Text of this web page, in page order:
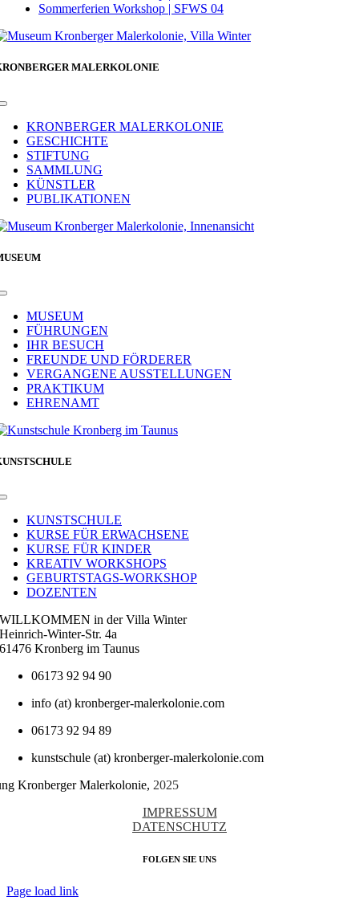
Sommerferien Workshop | SFWS 04
MALERKOLONIE
Toggle
NavigationKRONBERGER MALERKOLONIE
GESCHICHTE
STIFTUNG
SAMMLUNG
KÜNSTLER
PUBLIKATIONEN
Toggle
NavigationMUSEUM
FÜHRUNGEN
IHR BESUCH
FREUNDE UND FÖRDERER
VERGANGENE AUSSTELLUNGEN
PRAKTIKUM
EHRENAMT
Toggle
NavigationKUNSTSCHULE
KURSE FÜR ERWACHSENE
KURSE FÜR KINDER
KREATIV WORKSHOPS
GEBURTSTAGS-WORKSHOP
DOZENTEN
WILLKOMMEN in der Villa Winter
Heinrich-Winter-Str. 4a
61476 Kronberg im Taunus
06173 92 94 90
info (at) kronberger-malerkolonie.com
06173 92 94 89
kunstschule (at) kronberger-malerkolonie.com
Kronberger Malerkolonie, 2025
IMPRESSUM
DATENSCHUTZ
FOLGEN SIE UNS
Page load link